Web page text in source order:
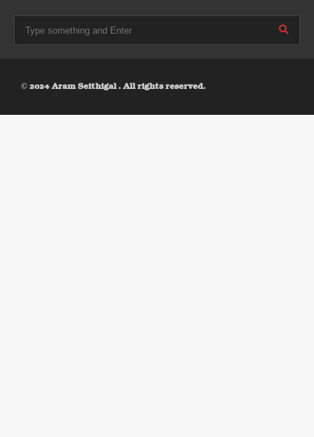
© 2024 Aram Seithigal . All rights reserved.